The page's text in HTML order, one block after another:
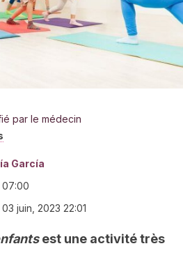
par le médecin
García
07:00
03 juin, 2023 22:01
est une activité très